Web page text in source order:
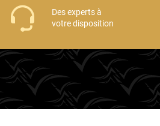
Des experts à
votre disposition